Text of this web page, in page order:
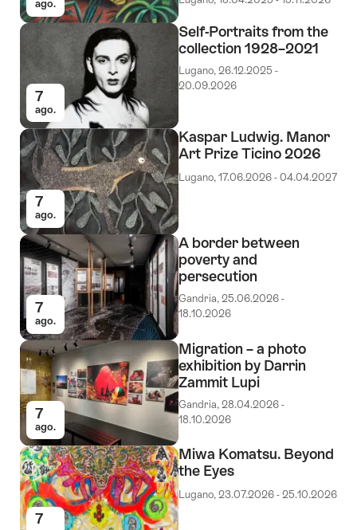
ago.
7
ago.
Self-Portraits from the
collection 1928–2021
Lugano, 26.12.2025 -
20.09.2026
7
ago.
Kaspar Ludwig. Manor
Art Prize Ticino 2026
Lugano, 17.06.2026 - 04.04.2027
7
ago.
A border between
poverty and
persecution
Gandria, 25.06.2026 -
18.10.2026
7
ago.
Migration – a photo
exhibition by Darrin
Zammit Lupi
Gandria, 28.04.2026 -
18.10.2026
7
Miwa Komatsu. Beyond
the Eyes
Lugano, 23.07.2026 - 25.10.2026